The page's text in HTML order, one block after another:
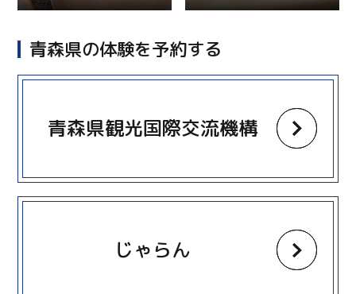
青森県の体験を予約する
青森県観光国際交流機構
more
じゃらん
more